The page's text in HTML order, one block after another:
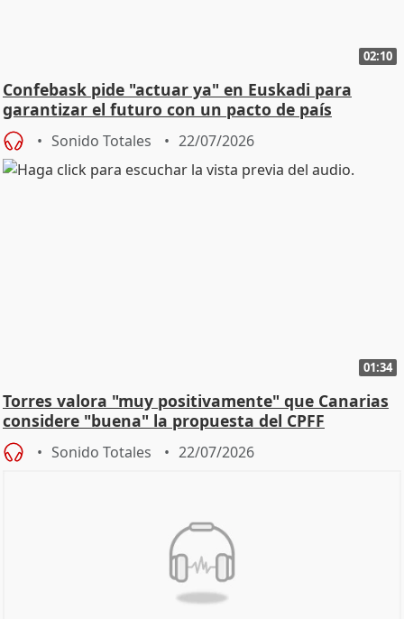
02:10
Confebask pide "actuar ya" en Euskadi para
garantizar el futuro con un pacto de país
Sonido Totales 22/07/2026
01:34
Torres valora "muy positivamente" que Canarias
considere "buena" la propuesta del CPFF
Sonido Totales 22/07/2026